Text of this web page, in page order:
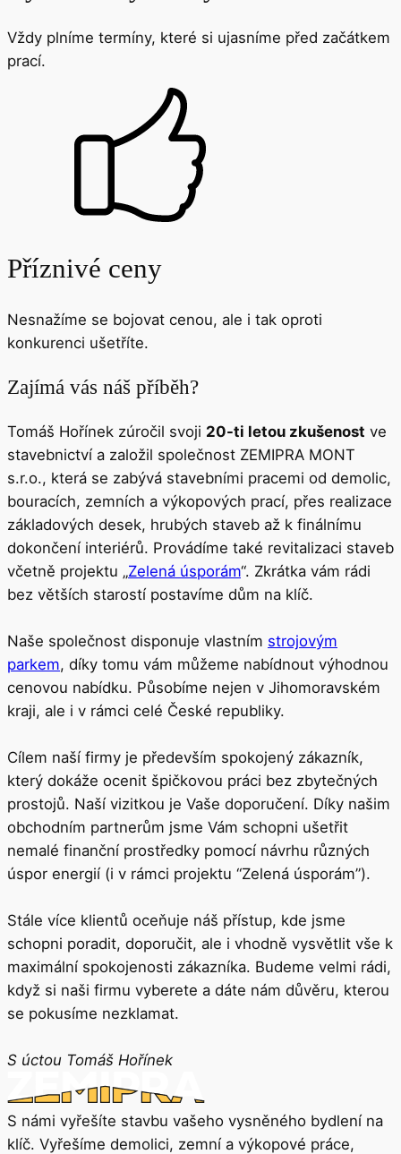
Vždy plníme termíny, které si ujasníme před začátkem
prací.
Příznivé ceny
Nesnažíme se bojovat cenou, ale i tak oproti
konkurenci ušetříte.
Zajímá vás náš příběh?
Tomáš Hořínek zúročil svoji 20-ti letou zkušenost ve
stavebnictví a založil společnost ZEMIPRA MONT
s.r.o., která se zabývá stavebními pracemi od demolic,
bouracích, zemních a výkopových prací, přes realizace
základových desek, hrubých staveb až k finálnímu
dokončení interiérů. Provádíme také revitalizaci staveb
včetně projektu „Zelená úsporám“. Zkrátka vám rádi
bez větších starostí postavíme dům na klíč.
Naše společnost disponuje vlastním strojovým
parkem, díky tomu vám můžeme nabídnout výhodnou
cenovou nabídku. Působíme nejen v Jihomoravském
kraji, ale i v rámci celé České republiky.
Cílem naší firmy je především spokojený zákazník,
který dokáže ocenit špičkovou práci bez zbytečných
prostojů. Naší vizitkou je Vaše doporučení. Díky našim
obchodním partnerům jsme Vám schopni ušetřit
nemalé finanční prostředky pomocí návrhu různých
úspor energií (i v rámci projektu “Zelená úsporám”).
Stále více klientů oceňuje náš přístup, kde jsme
schopni poradit, doporučit, ale i vhodně vysvětlit vše k
maximální spokojenosti zákazníka. Budeme velmi rádi,
když si naši firmu vyberete a dáte nám důvěru, kterou
se pokusíme nezklamat.
S úctou Tomáš Hořínek
S námi vyřešíte stavbu vašeho vysněného bydlení na
klíč. Vyřešíme demolici, zemní a výkopové práce,